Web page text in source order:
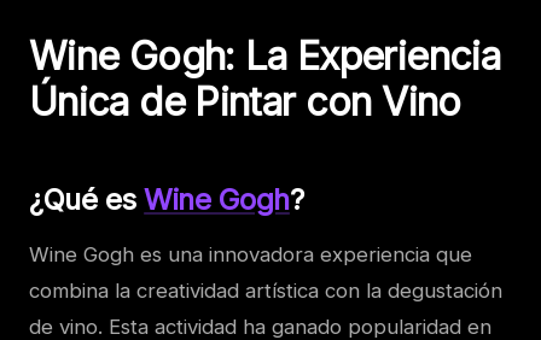
Wine Gogh: La Experiencia
Única de Pintar con Vino
¿Qué esWine Gogh?
Wine Gogh es una innovadora experiencia que
combina la creatividad artística con la degustación
de vino. Esta actividad ha ganado popularidad en